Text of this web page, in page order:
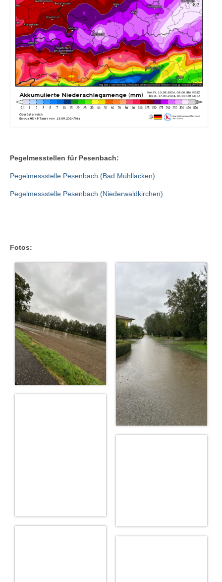
Pegelmesstellen für Pesenbach:
Pegelmessstelle Pesenbach (Bad Mühllacken)
Pegelmessstelle Pesenbach (Niederwaldkirchen)
Fotos: